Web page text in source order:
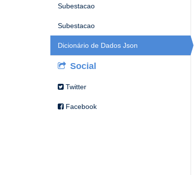
Subestacao
Subestacao
Dicionário de Dados Json
Social
Twitter
Facebook